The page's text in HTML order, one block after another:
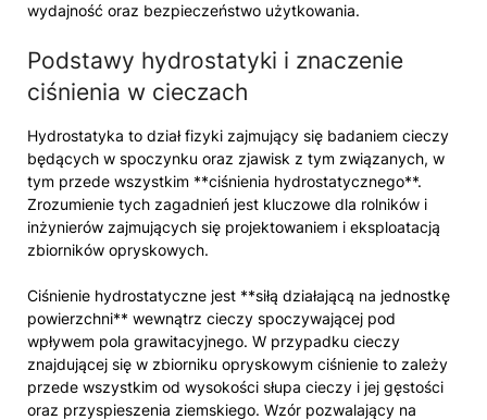
wydajność oraz bezpieczeństwo użytkowania.
Podstawy hydrostatyki i znaczenie
ciśnienia w cieczach
Hydrostatyka to dział fizyki zajmujący się badaniem cieczy
będących w spoczynku oraz zjawisk z tym związanych, w
tym przede wszystkim **ciśnienia hydrostatycznego**.
Zrozumienie tych zagadnień jest kluczowe dla rolników i
inżynierów zajmujących się projektowaniem i eksploatacją
zbiorników opryskowych.
Ciśnienie hydrostatyczne jest **siłą działającą na jednostkę
powierzchni** wewnątrz cieczy spoczywającej pod
wpływem pola grawitacyjnego. W przypadku cieczy
znajdującej się w zbiorniku opryskowym ciśnienie to zależy
przede wszystkim od wysokości słupa cieczy i jej gęstości
oraz przyspieszenia ziemskiego. Wzór pozwalający na